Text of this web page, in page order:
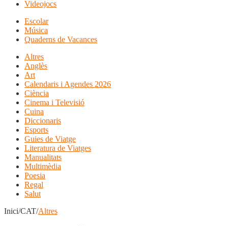
Videojocs
Escolar
Música
Quaderns de Vacances
Altres
Anglès
Art
Calendaris i Agendes 2026
Ciència
Cinema i Televisió
Cuina
Diccionaris
Esports
Guies de Viatge
Literatura de Viatges
Manualitats
Multimèdia
Poesia
Regal
Salut
Inici/CAT/Altres